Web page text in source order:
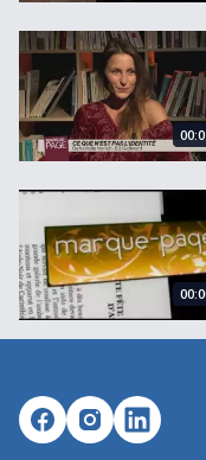
Ce que n&#039;est
Marque-page - La